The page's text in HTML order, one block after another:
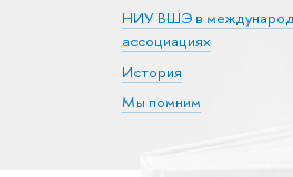
НИУ ВШЭ в
ассоциациях
История
Мы помним